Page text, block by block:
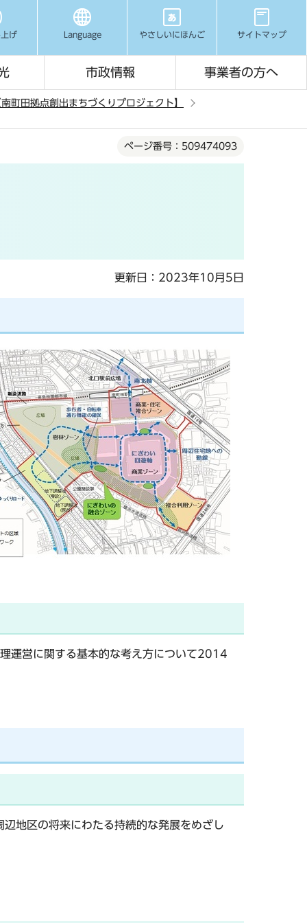
げ Language やさしいにほんご サイトマップ
市政情報 事業者の方へ
町田拠点創出まちづくりプロジェクト】
ページ番号：509474093
更新日：2023年10月5日
運営に関する基本的な考え方について2014
地区の将来にわたる持続的な発展をめざし